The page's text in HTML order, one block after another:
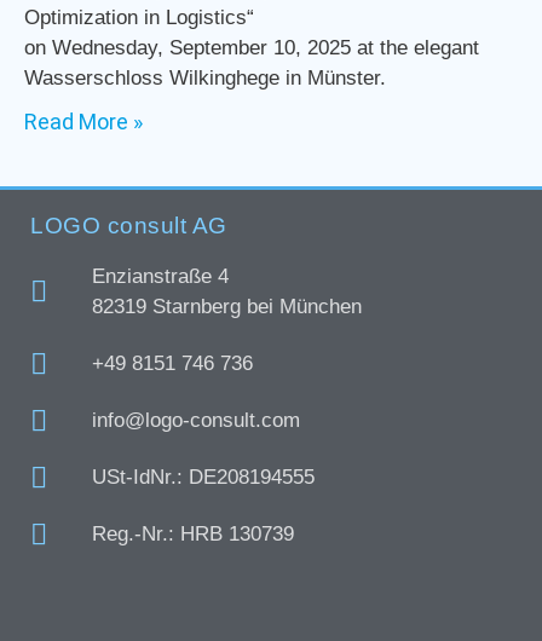
Optimization in Logistics“
on Wednesday, September 10, 2025 at the elegant
Wasserschloss Wilkinghege in Münster.
Read More »
LOGO consult AG
Enzianstraße 4
82319 Starnberg bei München
+49 8151 746 736
info@logo-consult.com
USt-IdNr.: DE208194555
Reg.-Nr.: HRB 130739